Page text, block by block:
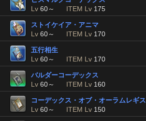
Lv 60～ ITEM Lv 175
ストイケイア・アニマ
Lv 60～ ITEM Lv 170
五行相生
Lv 60～ ITEM Lv 170
バルダーコーデックス
Lv 60～ ITEM Lv 160
コーデックス・オブ・オーラムレギス
Lv 60～ ITEM Lv 150